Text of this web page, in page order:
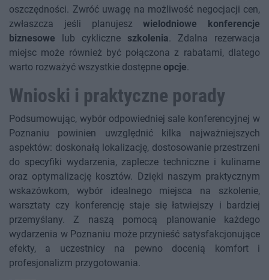
oszczędności. Zwróć uwagę na możliwość negocjacji cen,
zwłaszcza jeśli planujeszwielodniowe konferencje
biznesowe lub cykliczne szkolenia. Zdalna rezerwacja
miejsc może również być połączona z rabatami, dlatego
warto rozważyć wszystkie dostępne opcje.
Wnioski i praktyczne porady
Podsumowując, wybór odpowiedniej sale konferencyjnej w
Poznaniu powinien uwzględnić kilka najważniejszych
aspektów: doskonałą lokalizację, dostosowanie przestrzeni
do specyfiki wydarzenia, zaplecze techniczne i kulinarne
oraz optymalizację kosztów. Dzięki naszym praktycznym
wskazówkom, wybór idealnego miejsca na szkolenie,
warsztaty czy konferencję staje się łatwiejszy i bardziej
przemyślany. Z naszą pomocą planowanie każdego
wydarzenia w Poznaniu może przynieść satysfakcjonujące
efekty, a uczestnicy na pewno docenią komfort i
profesjonalizm przygotowania.